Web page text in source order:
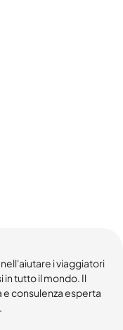
i viaggiatori
in tutto il mondo. Il
consulenza esperta